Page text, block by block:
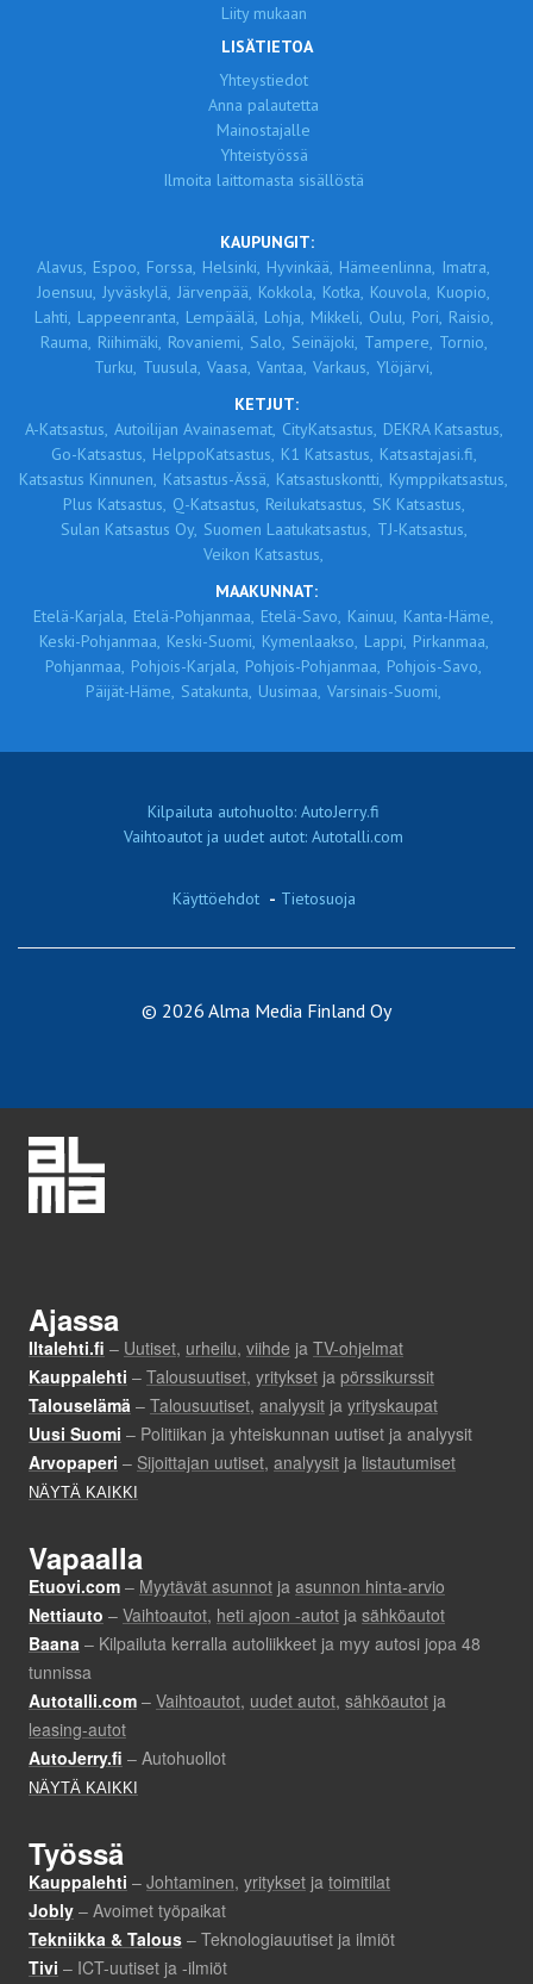
Liity mukaan
LISÄTIETOA
Yhteystiedot
Anna palautetta
Mainostajalle
Yhteistyössä
Ilmoita laittomasta sisällöstä
KAUPUNGIT:
Alavus, Espoo, Forssa, Helsinki, Hyvinkää, Hämeenlinna, Imatra,
Joensuu, Jyväskylä, Järvenpää, Kokkola, Kotka, Kouvola, Kuopio,
Lahti, Lappeenranta, Lempäälä, Lohja, Mikkeli, Oulu, Pori, Raisio,
Rauma, Riihimäki, Rovaniemi, Salo, Seinäjoki, Tampere, Tornio,
Turku, Tuusula, Vaasa, Vantaa, Varkaus, Ylöjärvi,
KETJUT:
A-Katsastus, Autoilijan Avainasemat, CityKatsastus, DEKRA Katsastus,
Go-Katsastus, HelppoKatsastus, K1 Katsastus, Katsastajasi.fi,
Katsastus Kinnunen, Katsastus-Ässä, Katsastuskontti, Kymppikatsastus,
Plus Katsastus, Q-Katsastus, Reilukatsastus, SK Katsastus,
Sulan Katsastus Oy, Suomen Laatukatsastus, TJ-Katsastus,
Veikon Katsastus,
MAAKUNNAT:
Etelä-Karjala, Etelä-Pohjanmaa, Etelä-Savo, Kainuu, Kanta-Häme,
Keski-Pohjanmaa, Keski-Suomi, Kymenlaakso, Lappi, Pirkanmaa,
Pohjanmaa, Pohjois-Karjala, Pohjois-Pohjanmaa, Pohjois-Savo,
Päijät-Häme, Satakunta, Uusimaa, Varsinais-Suomi,
Kilpailuta autohuolto: AutoJerry.fi
Vaihtoautot ja uudet autot: Autotalli.com
Käyttöehdot - Tietosuoja
© 2026 Alma Media Finland Oy